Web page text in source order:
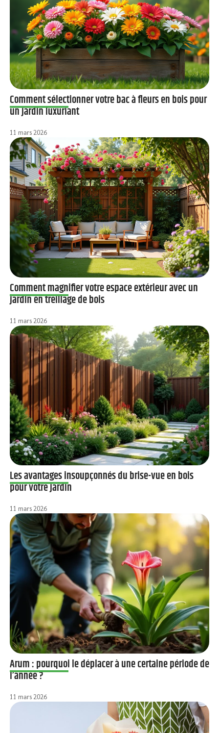
Comment sélectionner votre bac à fleurs en bois pour
un jardin luxuriant
11 mars 2026
Comment magnifier votre espace extérieur avec un
jardin en treillage de bois
11 mars 2026
Les avantages insoupçonnés du brise-vue en bois
pour votre jardin
11 mars 2026
Arum : pourquoi le déplacer à une certaine période de
l’année ?
11 mars 2026